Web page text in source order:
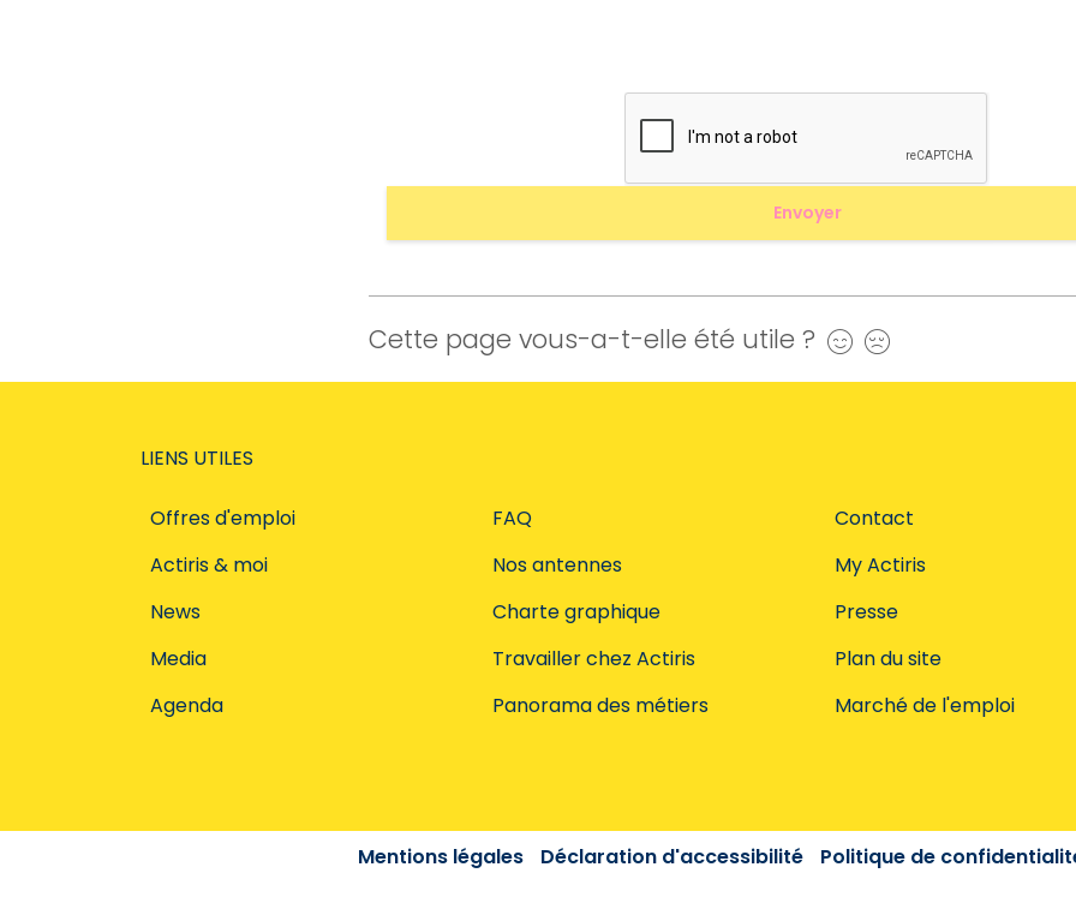
Cette page vous-a-t-elle été utile ? Oui
LIENS UTILES
Offres d'emploi
Actiris & moi
News
Media
Agenda
FAQ
Nos antennes
Charte graphique
Travailler chez Actiris
Panorama des métiers
Contact
My Actiris
Presse
Plan du site
Marché de l'emploi
Mentions légales Déclaration d'accessibilité Politique de